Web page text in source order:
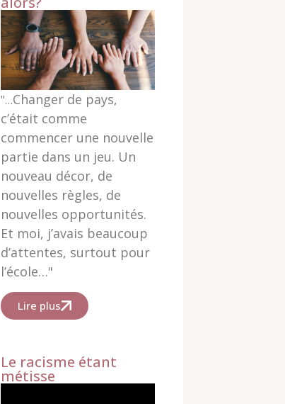
"…Changer de pays,
c’était comme
commencer une nouvelle
partie dans un jeu. Un
nouveau décor, de
nouvelles règles, de
nouvelles opportunités.
Et moi, j’avais beaucoup
d’attentes, surtout pour
l’école…"
Lire plus
Le racisme étant
métisse